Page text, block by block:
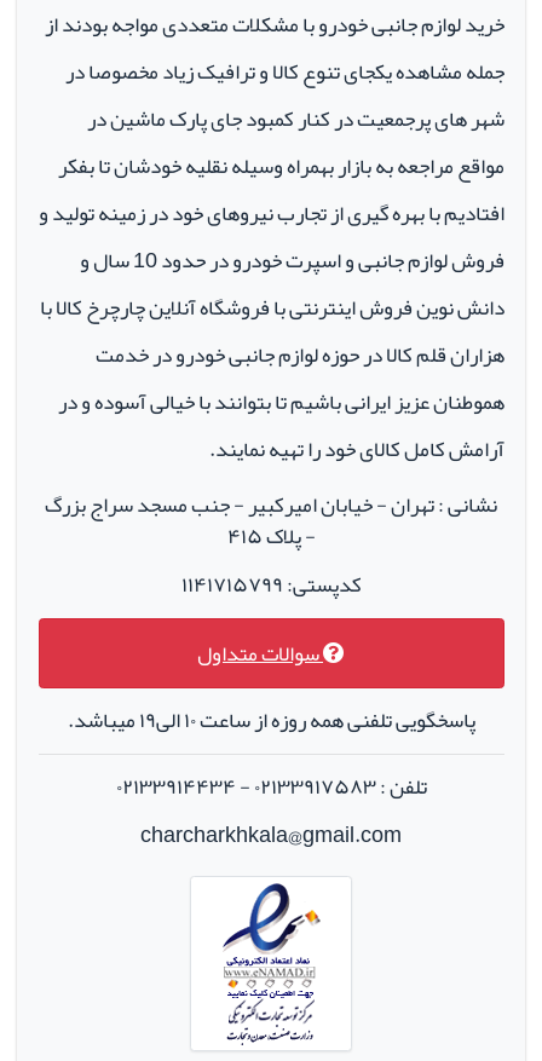
خرید لوازم جانبی خودرو با مشکلات متعددی مواجه بودند از
جمله مشاهده یکجای تنوع کالا و ترافیک زیاد مخصوصا در
شهر های پرجمعیت در کنار کمبود جای پارک ماشین در
مواقع مراجعه به بازار بهمراه وسیله نقلیه خودشان تا بفکر
افتادیم با بهره گیری از تجارب نیروهای خود در زمینه تولید و
فروش لوازم جانبی و اسپرت خودرو در حدود 10 سال و
دانش نوین فروش اینترنتی با فروشگاه آنلاین چارچرخ کالا با
هزاران قلم کالا در حوزه لوازم جانبی خودرو در خدمت
هموطنان عزیز ایرانی باشیم تا بتوانند با خیالی آسوده و در
آرامش کامل کالای خود را تهیه نمایند.
نشانی : تهران - خیابان امیرکبیر - جنب مسجد سراج بزرگ
- پلاک ۴۱۵
کدپستی: ۱۱۴۱۷۱۵۷۹۹
سوالات متداول
پاسخگویی تلفنی همه روزه از ساعت ۱۰ الی۱۹ میباشد.
تلفن : ۰۲۱۳۳۹۱۷۵۸۳ - ۰۲۱۳۳۹۱۴۴۳۴
charcharkhkala@gmail.com